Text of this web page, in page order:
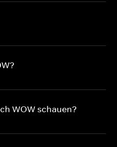
WOW schauen?